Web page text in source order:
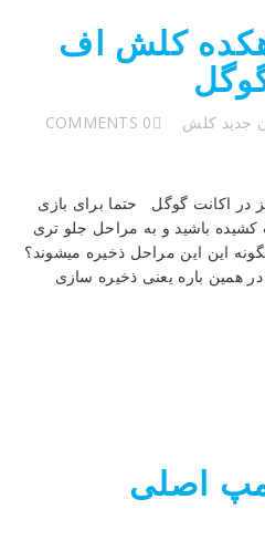
کلش اف
جدید کلش
0 COMMENTS
در اکانت گوگل حتما برای بازی
باشید و به مراحل جلو تری
این این مراحل ذخیره میشوند؟
همین باره یعنی ذخیره سازی
اصلی